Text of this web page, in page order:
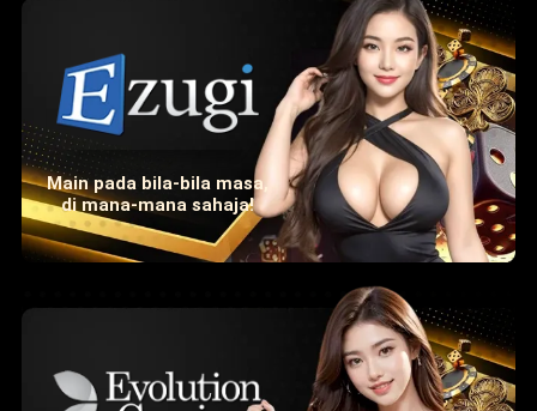
Main pada bila-bila masa,
di mana-mana sahaja!